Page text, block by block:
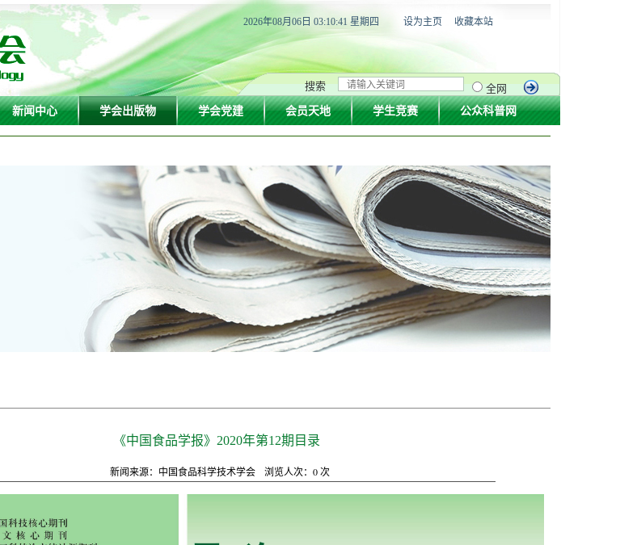
2026年08月06日 03:10:42 星期四 设为主页 收藏本站
搜索
全网
新闻中心 学会出版物 学会党建 会员天地 学生竞赛 公众科普网
《中国食品学报》2020年第12期目录
新闻来源：中国食品科学技术学会 浏览人次： 0次